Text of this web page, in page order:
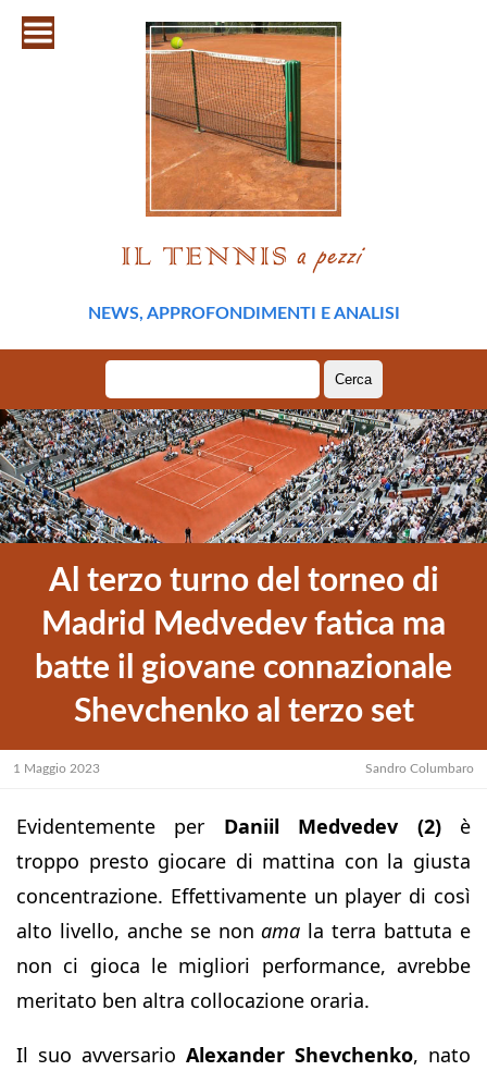
NEWS, APPROFONDIMENTI E ANALISI
per:
Al terzo turno del torneo di
Madrid Medvedev fatica ma
batte il giovane connazionale
Shevchenko al terzo set
1 Maggio 2023 Sandro Columbaro
Evidentemente per Daniil Medvedev (2)è
troppo presto giocare di mattina con la giusta
concentrazione. Effettivamente un player di così
alto livello, anche se nonama la terra battuta e
non ci gioca le migliori performance, avrebbe
meritato ben altra collocazione oraria.
Il suo avversario Alexander Shevchenko, nato